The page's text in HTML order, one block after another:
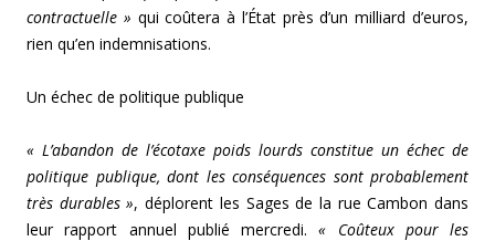
contractuelle » qui coûtera à l’État près d’un milliard d’euros,
rien qu’en indemnisations.
Un échec de politique publique
« L’abandon de l’écotaxe poids lourds constitue un échec de
politique publique, dont les conséquences sont probablement
très durables », déplorent les Sages de la rue Cambon dans
leur rapport annuel publié mercredi.« Coûteux pour les